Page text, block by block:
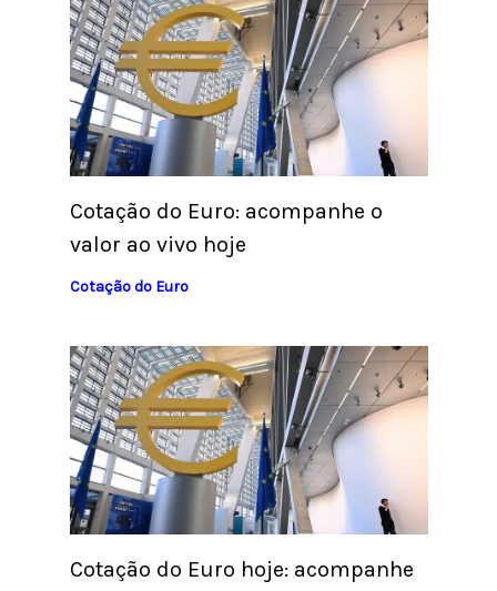
Cotação do Euro: acompanhe o
valor ao vivo hoje
Cotação do Euro
Cotação do Euro hoje: acompanhe